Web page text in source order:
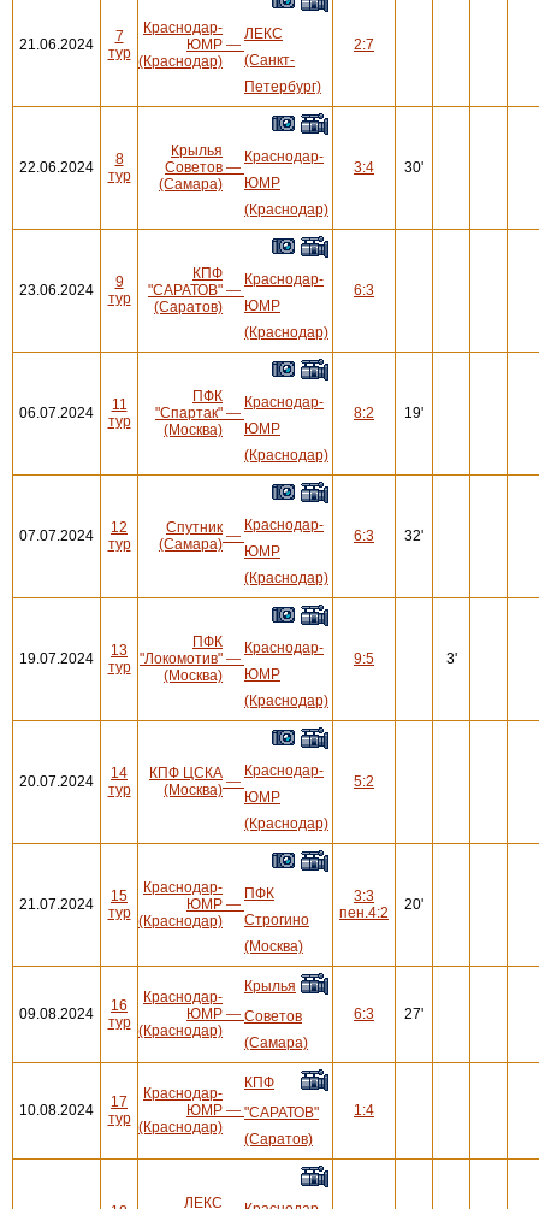
21.06.2024
7
тур
Краснодар-
ЮМР
(Краснодар)
—
ЛЕКС
(Санкт-
Петербург)
2:7
22.06.2024
8
тур
Крылья
Советов
(Самара)
—
Краснодар-
ЮМР
(Краснодар)
3:4 30'
23.06.2024
9
тур
КПФ
"САРАТОВ"
(Саратов)
—
Краснодар-
ЮМР
(Краснодар)
6:3
06.07.2024
11
тур
ПФК
"Спартак"
(Москва)
—
Краснодар-
ЮМР
(Краснодар)
8:2 19'
07.07.2024
12
тур
Спутник
(Самара) —
Краснодар-
ЮМР
(Краснодар)
6:3 32'
19.07.2024
13
тур
ПФК
"Локомотив"
(Москва)
—
Краснодар-
ЮМР
(Краснодар)
9:5 3'
20.07.2024
14
тур
КПФ ЦСКА
(Москва) —
Краснодар-
ЮМР
(Краснодар)
5:2
21.07.2024
15
тур
Краснодар-
ЮМР
(Краснодар)
—
ПФК
Строгино
(Москва)
3:3
пен.4:2
20'
09.08.2024
16
тур
Краснодар-
ЮМР
(Краснодар)
—
Крылья
Советов
(Самара)
6:3 27'
10.08.2024
17
тур
Краснодар-
ЮМР
(Краснодар)
—
КПФ
"САРАТОВ"
(Саратов)
1:4
ЛЕКС